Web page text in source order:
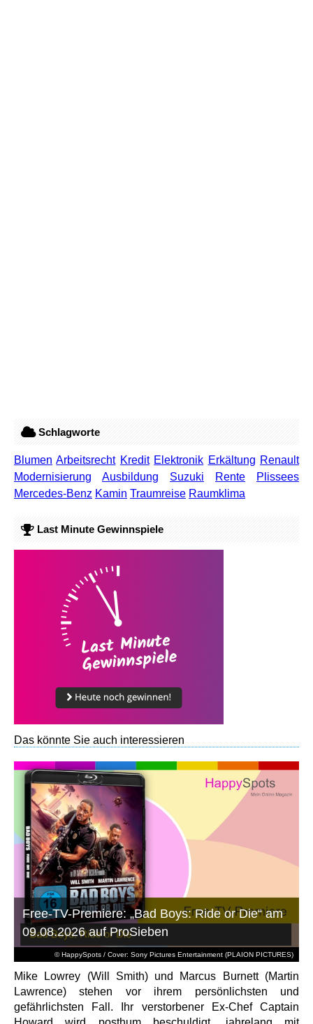
Schlagworte
Blumen Arbeitsrecht Kredit Elektronik Erkältung Renault
Modernisierung
Ausbildung Suzuki Rente
Plissees
Mercedes-Benz Kamin Traumreise Raumklima
Last Minute Gewinnspiele
Das könnte Sie auch interessieren
© HappySpots / Cover: Sony Pictures Entertainment (PLAION PICTURES)
Free-TV-Premiere: „Bad Boys: Ride or Die“ am
09.08.2026 auf ProSieben
Mike Lowrey (Will Smith) und Marcus Burnett (Martin
Lawrence) stehen vor ihrem persönlichsten und
gefährlichsten Fall. Ihr verstorbener Ex-Chef Captain